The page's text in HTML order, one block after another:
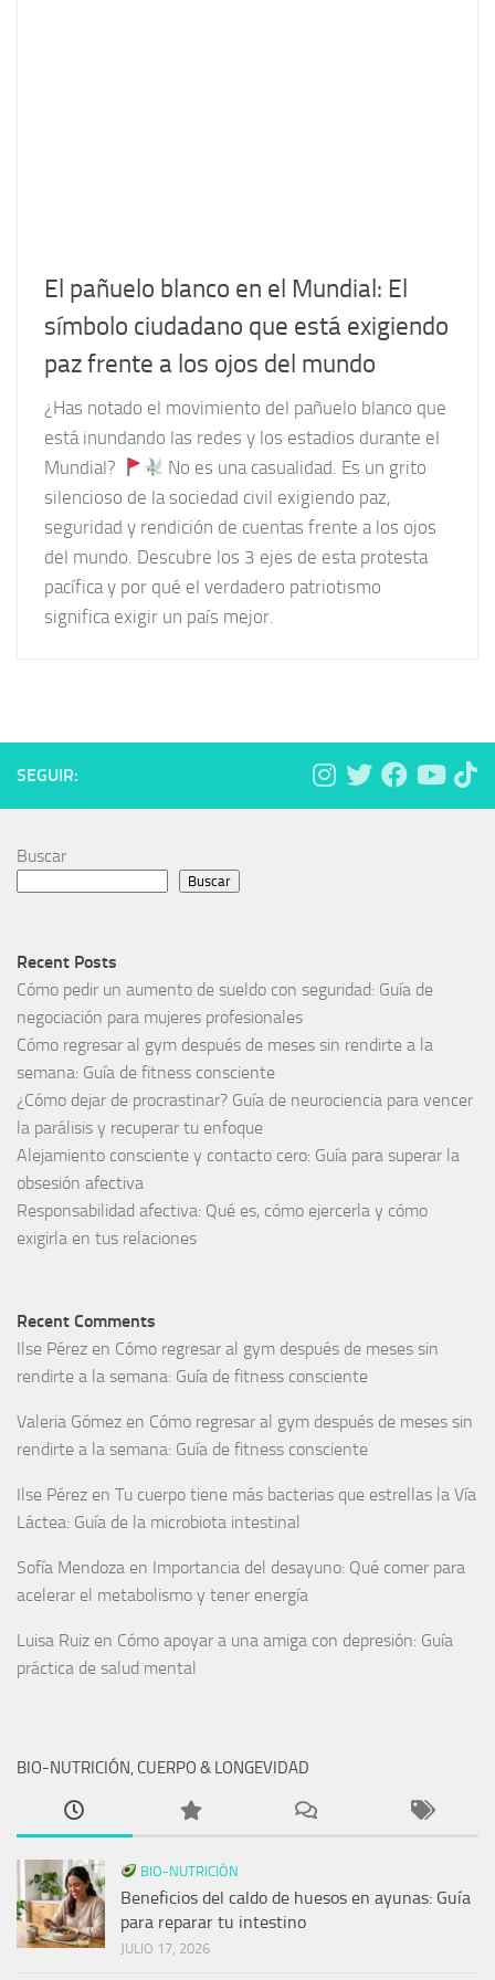
El pañuelo blanco en el Mundial: El
símbolo ciudadano que está exigiendo
paz frente a los ojos del mundo
¿Has notado el movimiento del pañuelo blanco que
está inundando las redes y los estadios durante el
Mundial?
No es una casualidad. Es un grito
silencioso de la sociedad civil exigiendo paz,
seguridad y rendición de cuentas frente a los ojos
del mundo. Descubre los 3 ejes de esta protesta
pacífica y por qué el verdadero patriotismo
significa exigir un país mejor.
SEGUIR:
Buscar
Buscar
Recent Posts
Cómo pedir un aumento de sueldo con seguridad: Guía de
negociación para mujeres profesionales
Cómo regresar al gym después de meses sin rendirte a la
semana: Guía de fitness consciente
¿Cómo dejar de procrastinar? Guía de neurociencia para vencer
la parálisis y recuperar tu enfoque
Alejamiento consciente y contacto cero: Guía para superar la
obsesión afectiva
Responsabilidad afectiva: Qué es, cómo ejercerla y cómo
exigirla en tus relaciones
Recent Comments
Ilse Pérez en Cómo regresar al gym después de meses sin
rendirte a la semana: Guía de fitness consciente
Valeria Gómez en Cómo regresar al gym después de meses sin
rendirte a la semana: Guía de fitness consciente
Ilse Pérez en Tu cuerpo tiene más bacterias que estrellas la Vía
Láctea: Guía de la microbiota intestinal
Sofía Mendoza en Importancia del desayuno: Qué comer para
acelerar el metabolismo y tener energía
Luisa Ruiz en Cómo apoyar a una amiga con depresión: Guía
práctica de salud mental
BIO-NUTRICIÓN, CUERPO & LONGEVIDAD
BIO-NUTRICIÓN
Beneficios del caldo de huesos en ayunas: Guía
para reparar tu intestino
JULIO 17, 2026